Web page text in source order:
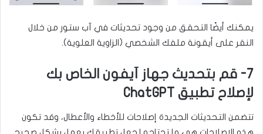
يمكنك أيضًا التحقق من وجود تحديثات في آب ستور من خلال
النقر على أيقونة ملفك الشخصي (الزاوية العلوية).
7- قم بتحديث جهاز آيفون الخاص بك
لإصلاح تطبيق ChatGPT
تتضمن التحديثات الجديدة إصلاحات للأخطاء والأعطال، وقد تكون
هذه الإصلاحات هي ما تحتاجه لجعل تطبيقك يعمل بشكل صحيح